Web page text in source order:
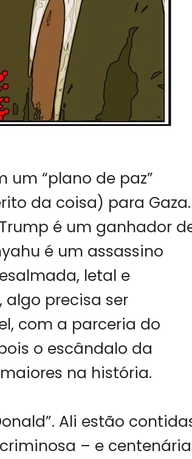
um “plano de paz”
da coisa) para Gaza.
é um ganhador
é um assassino
letal e
precisa ser
com a parceria do
o escândalo da
na história.
Ali estão
– e centenária